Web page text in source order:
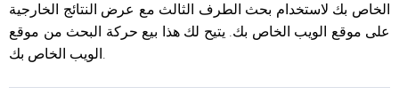
الخاص بك لاستخدام بحث الطرف الثالث مع عرض النتائج الخارجية
على موقع الويب الخاص بك. يتيح لك هذا بيع حركة البحث من موقع
الويب الخاص بك.